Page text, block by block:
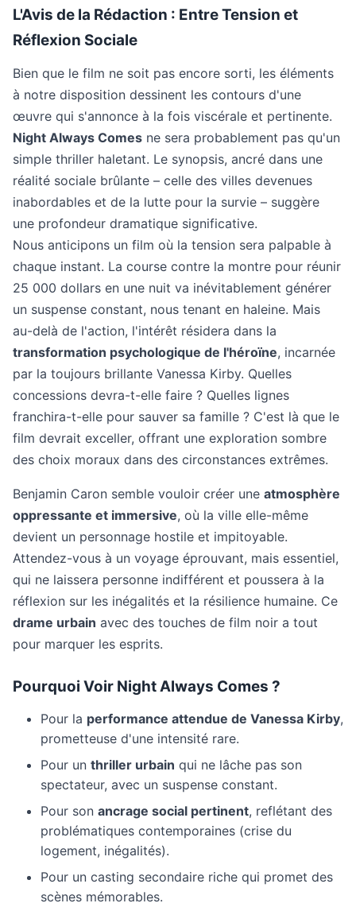
L'Avis de la Rédaction : Entre Tension et
Réflexion Sociale
Bien que le film ne soit pas encore sorti, les éléments
à notre disposition dessinent les contours d'une
œuvre qui s'annonce à la fois viscérale et pertinente.
Night Always Comes ne sera probablement pas qu'un
simple thriller haletant. Le synopsis, ancré dans une
réalité sociale brûlante – celle des villes devenues
inabordables et de la lutte pour la survie – suggère
une profondeur dramatique significative.
Nous anticipons un film où la tension sera palpable à
chaque instant. La course contre la montre pour réunir
25 000 dollars en une nuit va inévitablement générer
un suspense constant, nous tenant en haleine. Mais
au-delà de l'action, l'intérêt résidera dans la
transformation psychologique de l'héroïne, incarnée
par la toujours brillante Vanessa Kirby. Quelles
concessions devra-t-elle faire ? Quelles lignes
franchira-t-elle pour sauver sa famille ? C'est là que le
film devrait exceller, offrant une exploration sombre
des choix moraux dans des circonstances extrêmes.
Benjamin Caron semble vouloir créer une atmosphère
oppressante et immersive, où la ville elle-même
devient un personnage hostile et impitoyable.
Attendez-vous à un voyage éprouvant, mais essentiel,
qui ne laissera personne indifférent et poussera à la
réflexion sur les inégalités et la résilience humaine. Ce
drame urbain avec des touches de film noir a tout
pour marquer les esprits.
Pourquoi Voir Night Always Comes ?
Pour la performance attendue de Vanessa Kirby,
prometteuse d'une intensité rare.
Pour un thriller urbain qui ne lâche pas son
spectateur, avec un suspense constant.
Pour son ancrage social pertinent, reflétant des
problématiques contemporaines (crise du
logement, inégalités).
Pour un casting secondaire riche qui promet des
scènes mémorables.